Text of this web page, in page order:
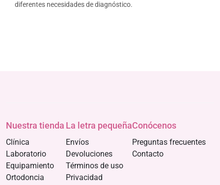
diferentes necesidades de diagnóstico.
Nuestra tienda
Clínica
Laboratorio
Equipamiento
Ortodoncia
La letra pequeña
Envíos
Devoluciones
Términos de uso
Privacidad
Conócenos
Preguntas frecuentes
Contacto